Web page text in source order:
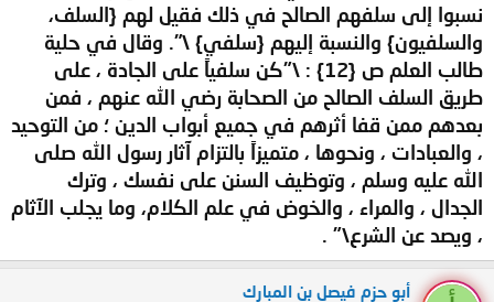
نسبوا إلى سلفهم الصالح في ذلك فقيل لهم {السلف،
والسلفيون} والنسبة إليهم {سلفي} \". وقال في حلية
طالب العلم ص {12} : \"كن سلفياً على الجادة ، على
طريق السلف الصالح من الصحابة رضي الله عنهم ، فمن
بعدهم ممن قفا أثرهم في جميع أبواب الدين ؛ من التوحيد
، والعبادات ، ونحوها ، متميزاً بالتزام آثار رسول الله صلى
الله عليه وسلم ، وتوظيف السنن على نفسك ، وترك
الجدال ، والمراء ، والخوض في علم الكلام، وما يجلب الآثام
، ويصد عن الشرع\" .
أبو حزم فيصل بن المبارك